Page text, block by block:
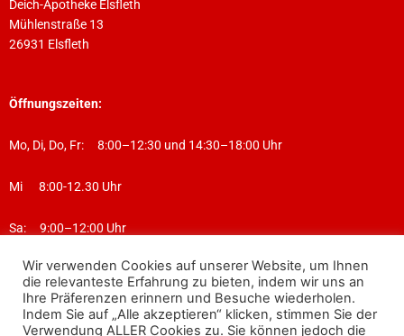
Deich-Apotheke Elsfleth
Mühlenstraße 13
26931 Elsfleth
Öffnungszeiten:
Mo, Di, Do, Fr: 8:00–12:30 und 14:30–18:00 Uhr
Mi 8:00-12.30 Uhr
Sa: 9:00–12:00 Uhr
Telefon: +49 4404 92840
Telefax: +49 4404 928420
E-Mail: service@deich-apo-elsfleth.de
Wir verwenden Cookies auf unserer Website, um Ihnen
die relevanteste Erfahrung zu bieten, indem wir uns an
Ihre Präferenzen erinnern und Besuche wiederholen.
Indem Sie auf „Alle akzeptieren“ klicken, stimmen Sie der
Verwendung ALLER Cookies zu. Sie können jedoch die